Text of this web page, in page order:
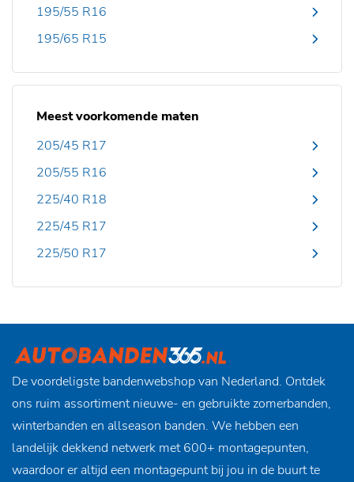
195/55 R16
195/65 R15
Meest voorkomende maten
205/45 R17
205/55 R16
225/40 R18
225/45 R17
225/50 R17
De voordeligste bandenwebshop van Nederland. Ontdek
ons ruim assortiment nieuwe- en gebruikte zomerbanden,
winterbanden en allseason banden. We hebben een
landelijk dekkend netwerk met 600+ montagepunten,
waardoor er altijd een montagepunt bij jou in de buurt te